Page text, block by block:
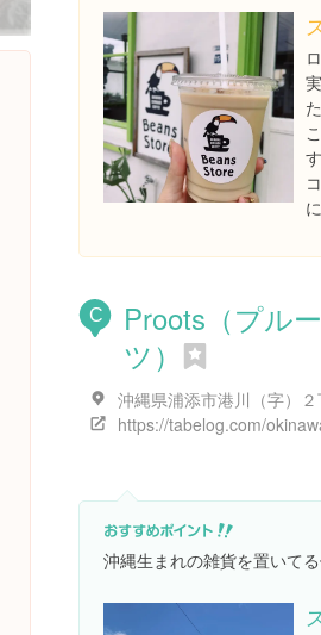
C
Proots（プルー
ツ）
沖縄生まれの雑貨を置いて